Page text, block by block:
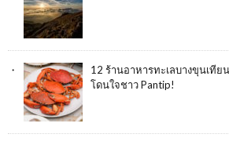
12 ร้านอาหารทะเลบางขุนเที
โดนใจชาว Pantip!